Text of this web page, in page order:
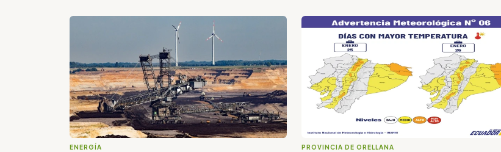
ENERGÍA PROVINCIA DE ORELLANA